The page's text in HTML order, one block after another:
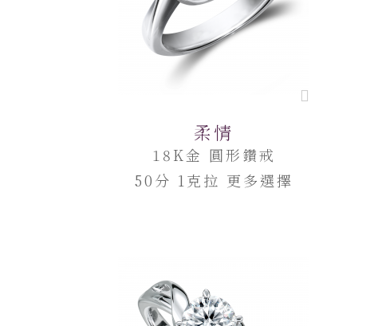
柔情
18K金 圓形鑽戒
50分 1克拉 更多選擇